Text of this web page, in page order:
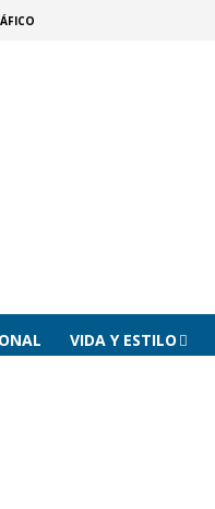
VIDA Y ESTILO